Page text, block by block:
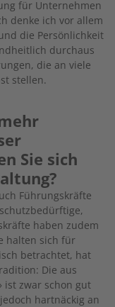
für Unternehmen
denke ich vor allem
die Persönlichkeit
durchaus
die an viele
stellen.
Sie sich
Führungskräfte
haben zudem
halten sich für
betrachtet, hat
Die aus
ist zwar schon gut
hartnäckig an